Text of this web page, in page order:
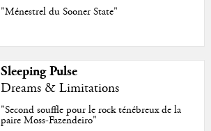
"Ménestrel du Sooner State"
Sleeping Pulse
Dreams & Limitations
"Second souffle pour le rock ténébreux de la
paire Moss-Fazendeiro"